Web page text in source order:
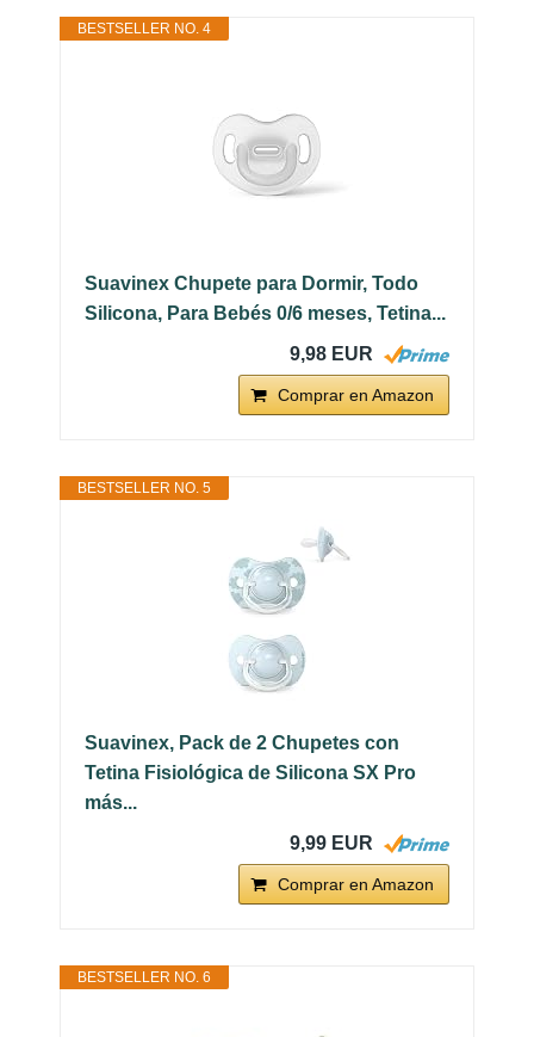
BESTSELLER NO. 4
Suavinex Chupete para Dormir, Todo
Silicona, Para Bebés 0/6 meses, Tetina...
9,98 EUR
Comprar en Amazon
BESTSELLER NO. 5
Suavinex, Pack de 2 Chupetes con
Tetina Fisiológica de Silicona SX Pro
más...
9,99 EUR
Comprar en Amazon
BESTSELLER NO. 6